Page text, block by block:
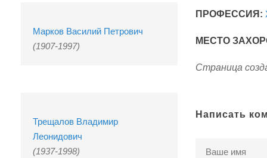
Марков Василий Петрович
(1907-1997)
Трещалов Владимир
Леонидович
(1937-1998)
ПРОФЕССИЯ:
МЕСТО
Страница
Написать